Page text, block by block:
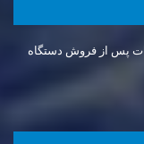
پس از فروش دستگاه